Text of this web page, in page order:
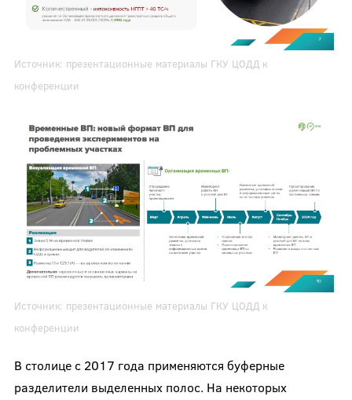
Источник: презентационные материалы ГКУ ЦОДД к
конференции
Источник: презентационные материалы ГКУ ЦОДД к
конференции
В столице с 2017 года применяются буферные
разделители выделенных полос. На некоторых